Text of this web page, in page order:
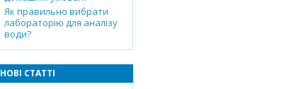
Як правильно вибрати
лабораторію для аналізу
води?
НОВІ СТАТТІ